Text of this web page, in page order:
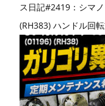
ス日記#2419：シマ
(RH383) ハンドル回